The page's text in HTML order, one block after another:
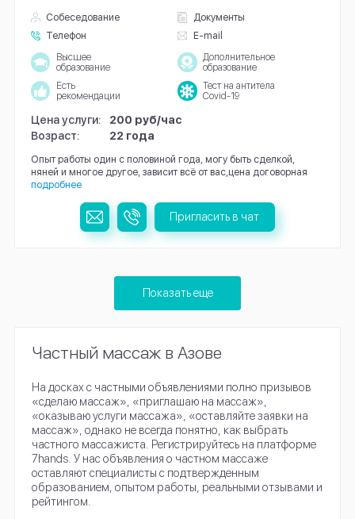
Собеседование
Документы
Телефон
E-mail
Высшее
образование
Дополнительное
образование
Есть
рекомендации
Тест на антитела
Covid-19
Цена услуги:
200 руб/час
Возраст:
22 года
Опыт работы один с половиной года, могу быть сделкой,
няней и многое другое, зависит всё от вас,цена договорная
подробнее
Пригласить в чат
Показать еще
Частный массаж в Азове
На досках с частными объявлениями полно призывов
«сделаю массаж», «приглашаю на массаж»,
«оказываю услуги массажа», «оставляйте заявки на
массаж», однако не всегда понятно, как выбрать
частного массажиста. Регистрируйтесь на платформе
7hands. У нас объявления о частном массаже
оставляют специалисты с подтвержденным
образованием, опытом работы, реальными отзывами и
рейтингом.